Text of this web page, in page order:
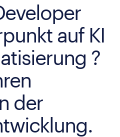
auf KI
?
der